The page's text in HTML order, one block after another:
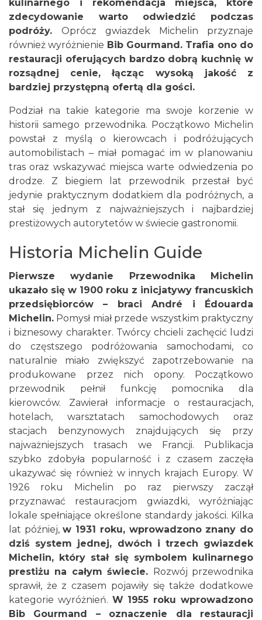
kulinarnego i rekomendacja miejsca, które
zdecydowanie warto odwiedzić podczas
podróży. Oprócz gwiazdek Michelin przyznaje
również wyróżnienie Bib Gourmand. Trafia ono do
restauracji oferujących bardzo dobrą kuchnię w
rozsądnej cenie, łącząc wysoką jakość z
bardziej przystępną ofertą dla gości.
Podział na takie kategorie ma swoje korzenie w
historii samego przewodnika. Początkowo Michelin
powstał z myślą o kierowcach i podróżujących
automobilistach – miał pomagać im w planowaniu
tras oraz wskazywać miejsca warte odwiedzenia po
drodze. Z biegiem lat przewodnik przestał być
jedynie praktycznym dodatkiem dla podróżnych, a
stał się jednym z najważniejszych i najbardziej
prestiżowych autorytetów w świecie gastronomii.
Historia Michelin Guide
Pierwsze wydanie Przewodnika Michelin
ukazało się w 1900 roku z inicjatywy francuskich
przedsiębiorców – braci André i Édouarda
Michelin. Pomysł miał przede wszystkim praktyczny
i biznesowy charakter. Twórcy chcieli zachęcić ludzi
do częstszego podróżowania samochodami, co
naturalnie miało zwiększyć zapotrzebowanie na
produkowane przez nich opony. Początkowo
przewodnik pełnił funkcję pomocnika dla
kierowców. Zawierał informacje o restauracjach,
hotelach, warsztatach samochodowych oraz
stacjach benzynowych znajdujących się przy
najważniejszych trasach we Francji. Publikacja
szybko zdobyła popularność i z czasem zaczęła
ukazywać się również w innych krajach Europy. W
1926 roku Michelin po raz pierwszy zaczął
przyznawać restauracjom gwiazdki, wyróżniając
lokale spełniające określone standardy jakości. Kilka
lat później,w 1931 roku, wprowadzono znany do
dziś system jednej, dwóch i trzech gwiazdek
Michelin, który stał się symbolem kulinarnego
prestiżu na całym świecie.
Rozwój przewodnika
sprawił, że z czasem pojawiły się także dodatkowe
kategorie wyróżnień. W 1955 roku wprowadzono
Bib Gourmand – oznaczenie dla restauracji